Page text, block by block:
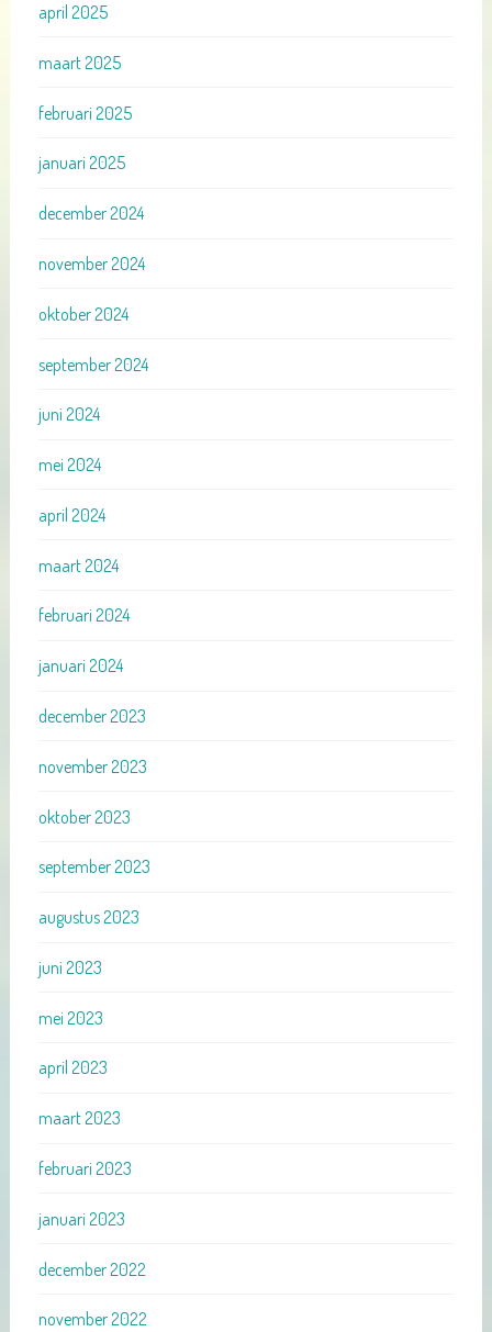
april 2025
maart 2025
februari 2025
januari 2025
december 2024
november 2024
oktober 2024
september 2024
juni 2024
mei 2024
april 2024
maart 2024
februari 2024
januari 2024
december 2023
november 2023
oktober 2023
september 2023
augustus 2023
juni 2023
mei 2023
april 2023
maart 2023
februari 2023
januari 2023
december 2022
november 2022